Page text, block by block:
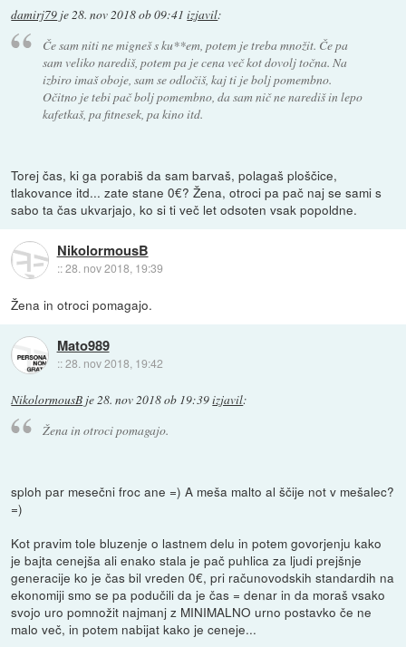
damirj79 je28. nov 2018 ob 09:41 izjavil:
Če sam niti ne migneš s ku**em, potem je treba množit. Če pa
sam veliko narediš, potem pa je cena več kot dovolj točna. Na
izbiro imaš oboje, sam se odločiš, kaj ti je bolj pomembno.
Očitno je tebi pač bolj pomembno, da sam nič ne narediš in lepo
kafetkaš, pa fitnesek, pa kino itd.
Torej čas, ki ga porabiš da sam barvaš, polagaš ploščice,
tlakovance itd... zate stane 0€? Žena, otroci pa pač naj se sami s
sabo ta čas ukvarjajo, ko si ti več let odsoten vsak popoldne.
NikolormousB
::28. nov 2018, 19:39
Žena in otroci pomagajo.
Mato989
::28. nov 2018, 19:42
NikolormousB je28. nov 2018 ob 19:39izjavil:
Žena in otroci pomagajo.
sploh par mesečni froc ane =) A meša malto al ščije not v mešalec?
=)
Kot pravim tole bluzenje o lastnem delu in potem govorjenju kako
je bajta cenejša ali enako stala je pač puhlica za ljudi prejšnje
generacije ko je čas bil vreden 0€, pri računovodskih standardih na
ekonomiji smo se pa podučili da je čas = denar in da moraš vsako
svojo uro pomnožit najmanj z MINIMALNO urno postavko če ne
malo več, in potem nabijat kako je ceneje...